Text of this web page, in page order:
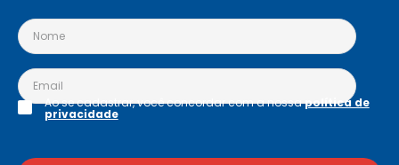
Ao se cadastrar, você concordar com a nossapolítica de
privacidade